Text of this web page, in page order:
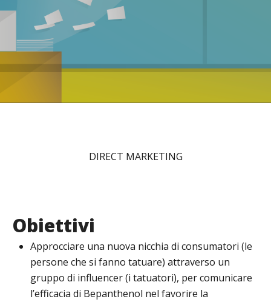
DIRECT MARKETING
Obiettivi
Approcciare una nuova nicchia di consumatori (le
persone che si fanno tatuare) attraverso un
gruppo di influencer (i tatuatori), per comunicare
l’efficacia di Bepanthenol nel favorire la